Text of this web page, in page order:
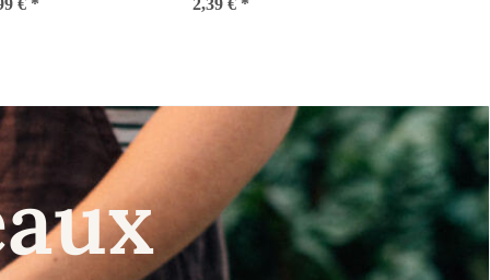
moschata) Bio
€ *
maxima) graines
2,39 € *